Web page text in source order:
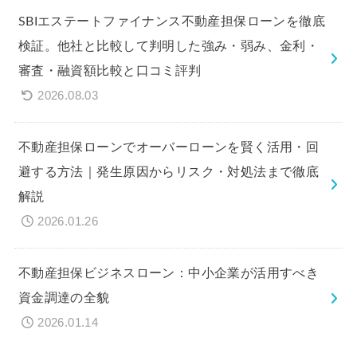
SBIエステートファイナンス不動産担保ローンを徹底
検証。他社と比較して判明した強み・弱み、金利・
審査・融資額比較と口コミ評判
2026.08.03
不動産担保ローンでオーバーローンを賢く活用・回
避する方法｜発生原因からリスク・対処法まで徹底
解説
2026.01.26
不動産担保ビジネスローン：中小企業が活用すべき
資金調達の全貌
2026.01.14